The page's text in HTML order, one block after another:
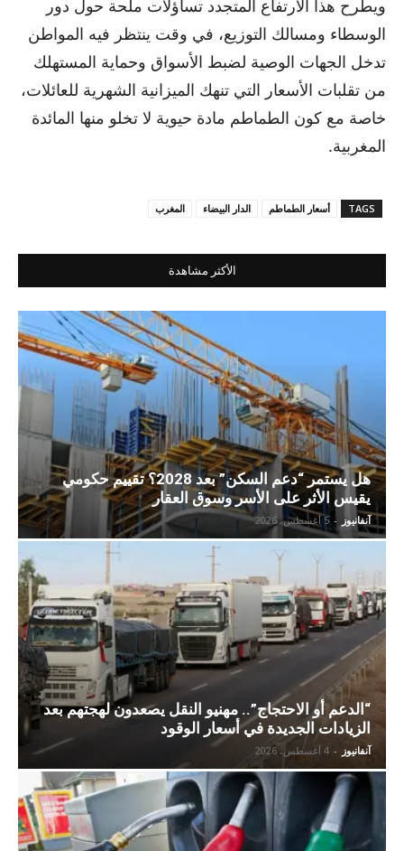
ويطرح هذا الارتفاع المتجدد تساؤلات ملحة حول دور
الوسطاء ومسالك التوزيع، في وقت ينتظر فيه المواطن
تدخل الجهات الوصية لضبط الأسواق وحماية المستهلك
من تقلبات الأسعار التي تنهك الميزانية الشهرية للعائلات،
خاصة مع كون الطماطم مادة حيوية لا تخلو منها المائدة
المغربية.
TAGS أسعار الطماطم الدار البيضاء المغرب
الأكثر مشاهدة
هل يستمر “دعم السكن” بعد 2028؟ تقييم حكومي
يقيس الأثر على الأسر وسوق العقار
آنفانيوز - 5 أغسطس، 2026
“الدعم أو الاحتجاج”.. مهنيو النقل يصعدون لهجتهم بعد
الزيادات الجديدة في أسعار الوقود
آنفانيوز - 4 أغسطس، 2026